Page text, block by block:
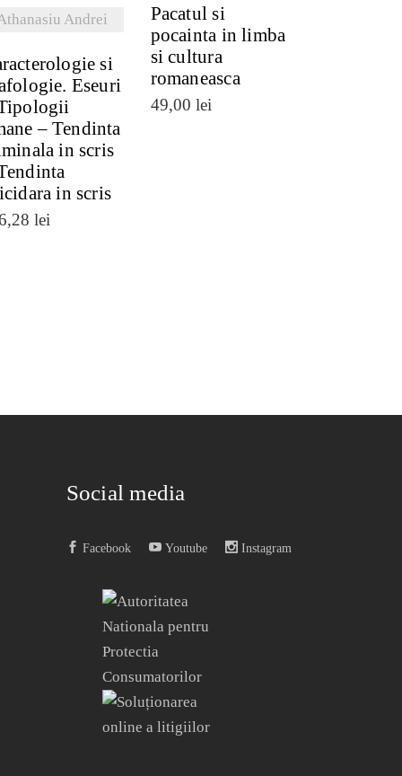
Andrei
si
Eseuri
– Tendinta
in scris
in scris
lei
Pacatul si
pocainta in limba
si cultura
romaneasca
49,00 lei
Social media
Facebook Youtube Instagram